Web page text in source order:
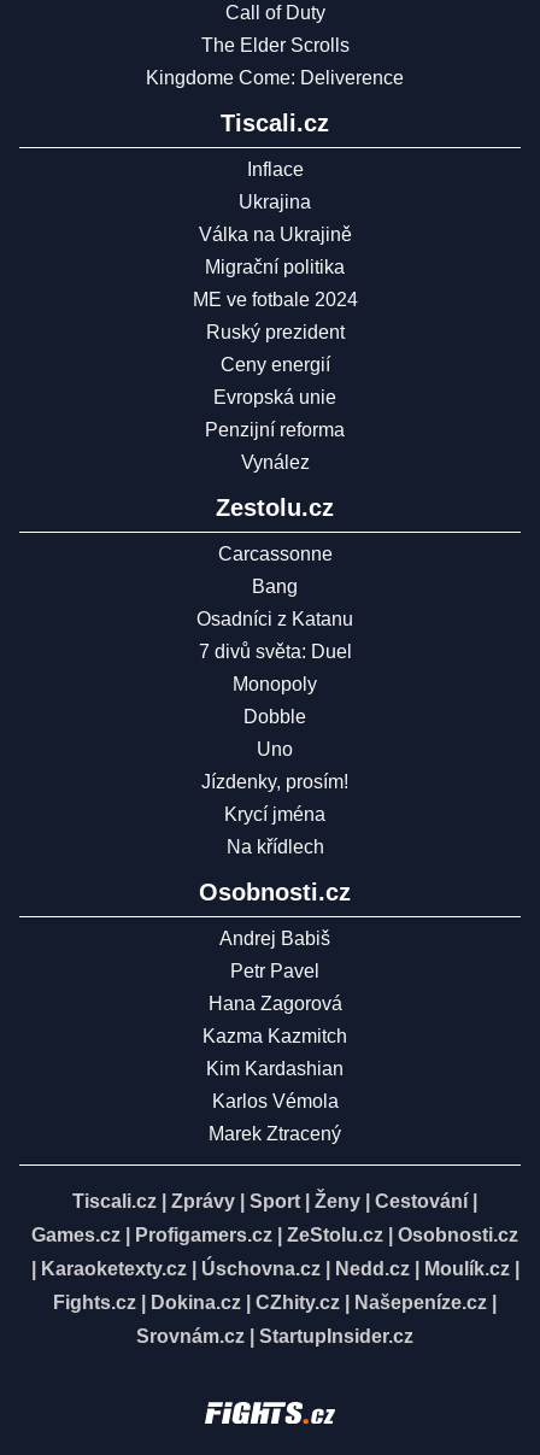
Call of Duty
The Elder Scrolls
Kingdome Come: Deliverence
Tiscali.cz
Inflace
Ukrajina
Válka na Ukrajině
Migrační politika
ME ve fotbale 2024
Ruský prezident
Ceny energií
Evropská unie
Penzijní reforma
Vynález
Zestolu.cz
Carcassonne
Bang
Osadníci z Katanu
7 divů světa: Duel
Monopoly
Dobble
Uno
Jízdenky, prosím!
Krycí jména
Na křídlech
Osobnosti.cz
Andrej Babiš
Petr Pavel
Hana Zagorová
Kazma Kazmitch
Kim Kardashian
Karlos Vémola
Marek Ztracený
Tiscali.cz Zprávy Sport Ženy Cestování
Games.cz
Profigamers.cz ZeStolu.cz
Osobnosti.cz
Karaoketexty.cz| Úschovna.cz| Nedd.cz| Moulík.cz|
Fights.cz
Dokina.cz CZhity.cz Našepeníze.cz
Srovnám.cz
StartupInsider.cz